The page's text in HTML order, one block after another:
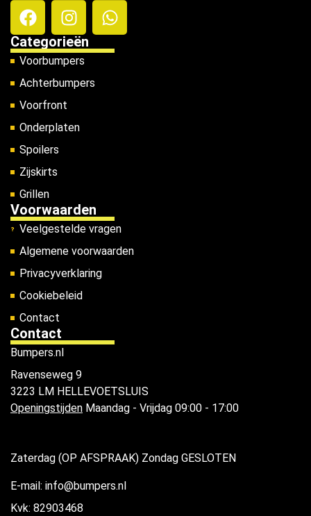
Categorieën
Voorbumpers
Achterbumpers
Voorfront
Onderplaten
Spoilers
Zijskirts
Grillen
Voorwaarden
Veelgestelde vragen
Algemene voorwaarden
Privacyverklaring
Cookiebeleid
Contact
Contact
Bumpers.nl
Ravenseweg 9
3223 LM HELLEVOETSLUIS
Openingstijden Maandag - Vrijdag 09:00 - 17:00
Zaterdag (OP AFSPRAAK) Zondag GESLOTEN
E-mail: info@bumpers.nl
Kvk: 82903468